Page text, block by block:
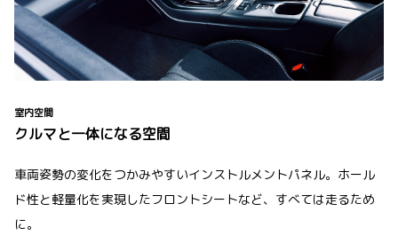
室内空間
クルマと一体になる空間
車両姿勢の変化をつかみやすいインストルメントパネル。ホール
ド性と軽量化を実現したフロントシートなど、すべては走るため
に。